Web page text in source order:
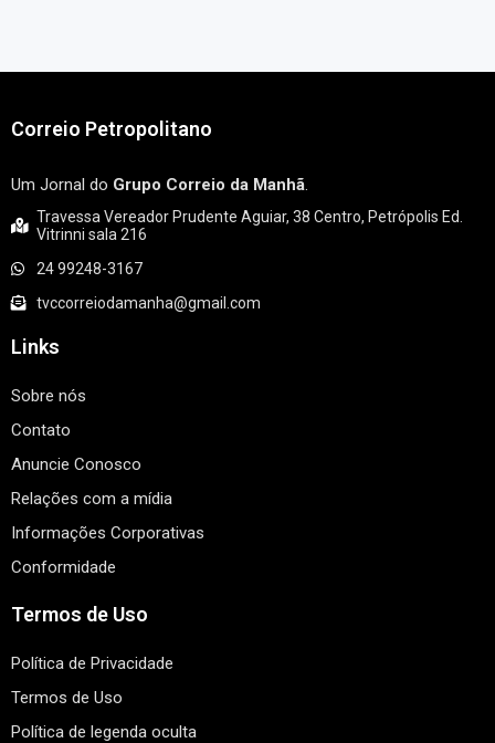
Correio Petropolitano
Um Jornal do Grupo Correio da Manhã.
Travessa Vereador Prudente Aguiar, 38 Centro, Petrópolis Ed.
Vitrinni sala 216
24 99248-3167
tvccorreiodamanha@gmail.com
Links
Sobre nós
Contato
Anuncie Conosco
Relações com a mídia
Informações Corporativas
Conformidade
Termos de Uso
Política de Privacidade
Termos de Uso
Política de legenda oculta